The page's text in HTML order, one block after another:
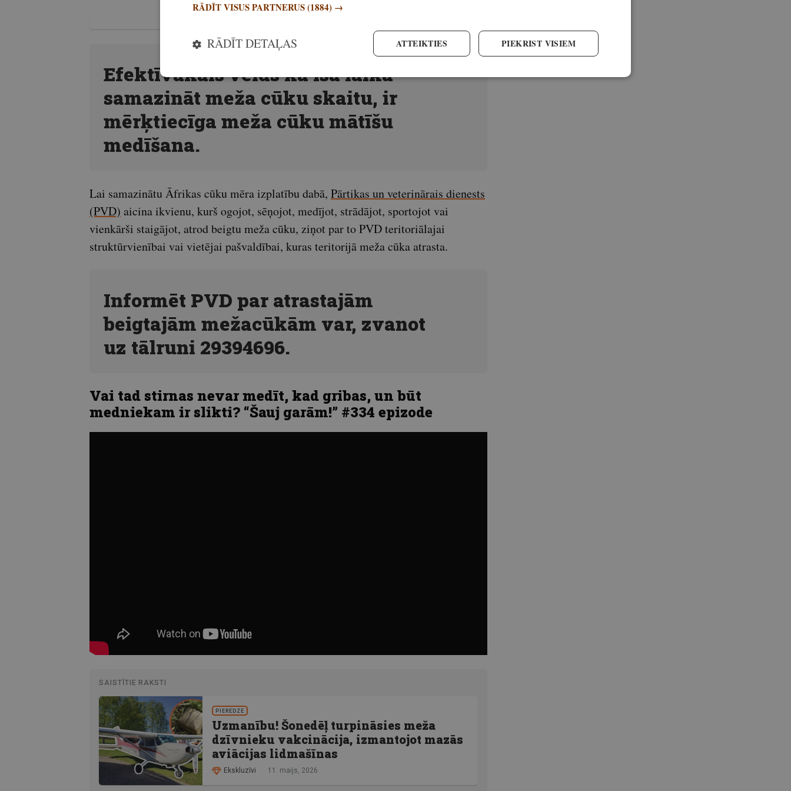
Efektīvākais veids kā īsā laikā
samazināt meža cūku skaitu, ir
mērķtiecīga meža cūku mātīšu
medīšana.
Lai samazinātu Āfrikas cūku mēra izplatību dabā, Pārtikas un veterinārais dienests
(PVD) aicina ikvienu, kurš ogojot, sēņojot, medījot, strādājot, sportojot vai
vienkārši staigājot, atrod beigtu meža cūku, ziņot par to PVD teritoriālajai
struktūrvienībai vai vietējai pašvaldībai, kuras teritorijā meža cūka atrasta.
Informēt PVD par atrastajām
beigtajām mežacūkām var, zvanot
uz tālruni 29394696.
Vai tad stirnas nevar medīt, kad gribas, un būt
medniekam ir slikti? “Šauj garām!” #334 epizode
SAISTĪTIE RAKSTI
PIEREDZE
Uzmanību! Šonedēļ turpināsies meža
dzīvnieku vakcinācija, izmantojot mazās
aviācijas lidmašīnas
Ekskluzīvi 11. maijs, 2026
RĀDĪT VISUS PARTNERUS(1884) →
PIEKRIST VISIEM
ATTEIKTIES
RĀDĪT DETAĻAS